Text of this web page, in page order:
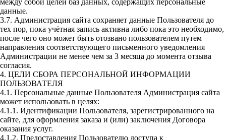
между собой целей баз данных, содержащих персональные
данные.
3.7. Администрация сайта сохраняет данные Пользователя до
тех пор, пока учётная запись активна либо пока это необходимо,
после чего оно может быть отозвано пользователем путем
направления соответствующего письменного уведомления
Администрации не менее чем за 3 месяца до момента отзыва
согласия.
4. ЦЕЛИ СБОРА ПЕРСОНАЛЬНОЙ ИНФОРМАЦИИ
ПОЛЬЗОВАТЕЛЯ
4.1. Персональные данные Пользователя Администрация сайта
может использовать в целях:
4.1.1. Идентификации Пользователя, зарегистрированного на
сайте, для оформления заказа и (или) заключения Договора
оказания услуг.
4.1.2. Предоставления Пользователю доступа к